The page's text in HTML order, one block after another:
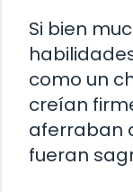
Si bien
como un
creían
aferraban
fueran